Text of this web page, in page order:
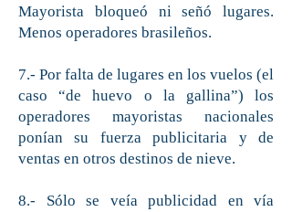
Mayorista bloqueó ni señó lugares.
Menos operadores brasileños.
7.- Por falta de lugares en los vuelos (el
caso “de huevo o la gallina”) los
operadores mayoristas nacionales
ponían su fuerza publicitaria y de
ventas en otros destinos de nieve.
8.- Sólo se veía publicidad en vía